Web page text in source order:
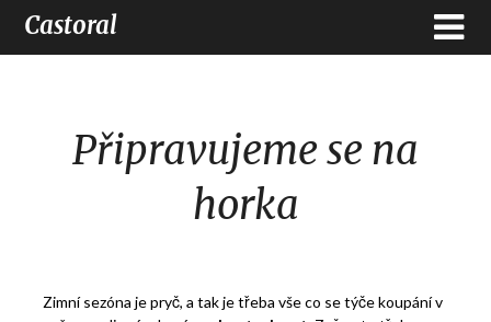
Castoral
Připravujeme se na
horka
Zimní sezóna je pryč, a tak je třeba vše co se týče koupání v